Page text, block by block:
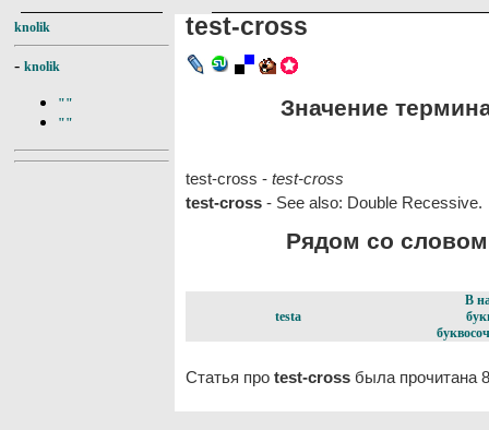
knolik
- knolik
""
""
test-cross
Значение
test-cross - test-cross
test-cross - See also: Double Recessive.
Рядом со
testa
В
Статья про test-cross была прочитана